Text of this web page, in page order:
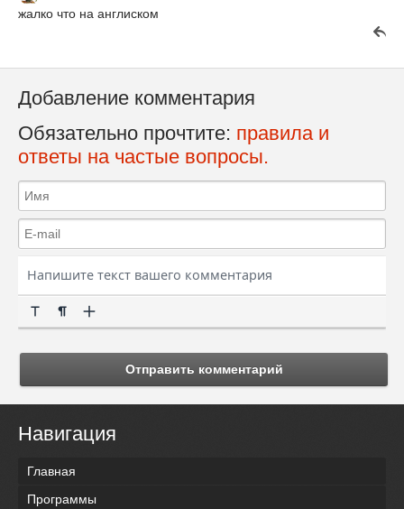
жалко что на англиском
Добавление комментария
Обязательно прочтите: правила и
ответы на частые вопросы.
Отправить комментарий
Навигация
Главная
Программы